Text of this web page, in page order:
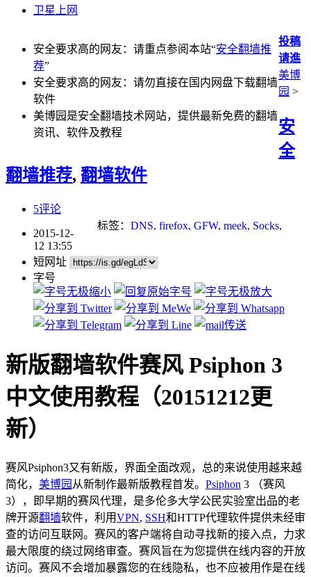
卫星上网
安全要求高的网友：请重点参阅本站“安全翻墙推
荐”
安全要求高的网友：请勿直接在国内网盘下载翻墙
软件
美博园是安全翻墙技术网站，提供最新免费的翻墙
资讯、软件及教程
投稿
请進
美博
园 >
安
全
翻墙推荐, 翻墙软件
5评论
标签： DNS, firefox, GFW, meek, Socks,
序,数字签名
2015-12-
12 13:55
短网址
字号
新版翻墙软件赛风 Psiphon 3
中文使用教程（20151212更
新）
赛风Psiphon3又有新版，界面全面改观，总的来说使用越来越
简化， 美博园 从新制作最新版教程首发。 Psiphon 3 （赛风
3），即早期的赛风代理，是多伦多大学公民实验室出品的老
牌开源翻墙软件，利用VPN, SSH和HTTP代理软件提供未经审
查的访问互联网。赛风的客户端将自动寻找新的接入点，力求
最大限度的绕过网络审查。赛风旨在为您提供在线内容的开放
访问。赛风不会增加暴露您的在线隐私，也不应被用作是在线